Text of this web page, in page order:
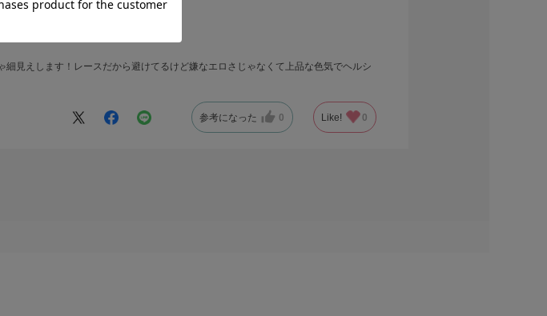
見えします！レースだから避けてるけど嫌なエロさじゃなくて上品な色気でヘルシ
参考になった 0 Like! 0